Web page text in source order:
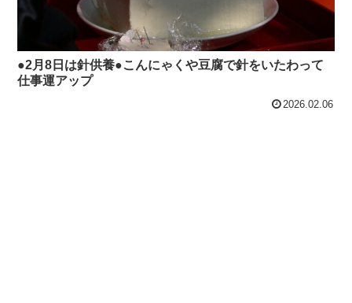
●2月8日は針供養●こんにゃくや豆腐で針をいたわって
仕事運アップ
2026.02.06